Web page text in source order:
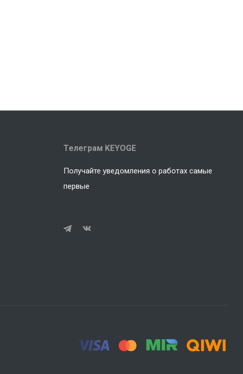
Телеграм KEYOGE
Получайте уведомления о работах самые
первые